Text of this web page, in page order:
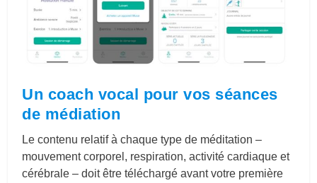
Un coach vocal pour vos séances
de médiation
Le contenu relatif à chaque type de méditation –
mouvement corporel, respiration, activité cardiaque et
cérébrale – doit être téléchargé avant votre première